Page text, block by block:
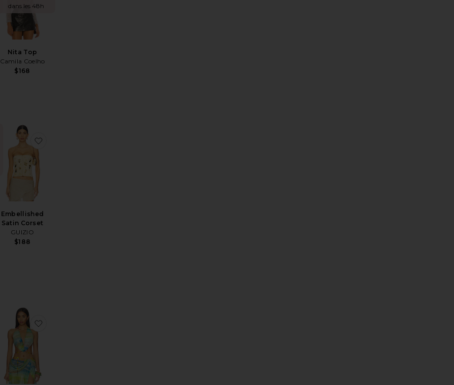
dans les 48h
Nita Top
Camila Coelho
$168
Corset
Top
aux préférésTOP À SEQUINS LOUELLE
Embellished
Satin Corset
GUIZIO
$188
Top Bralette Top
aux préférésDÉBARDEUR STUDDED SEQUIN